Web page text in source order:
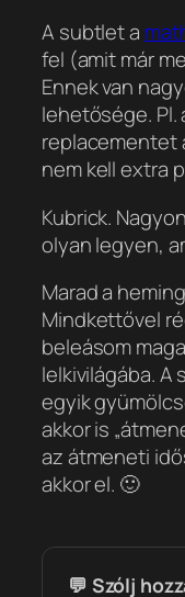
A subtlet a
fel (amit már
Ennek van
lehetősége.
replacementet
nem kell extra
Kubrick.
olyan legyen,
Marad a
Mindkettővel
beleásom
lelkivilágába. A
egyik
akkor is
az átmeneti
akkor el. 🙂
💬 Szólj